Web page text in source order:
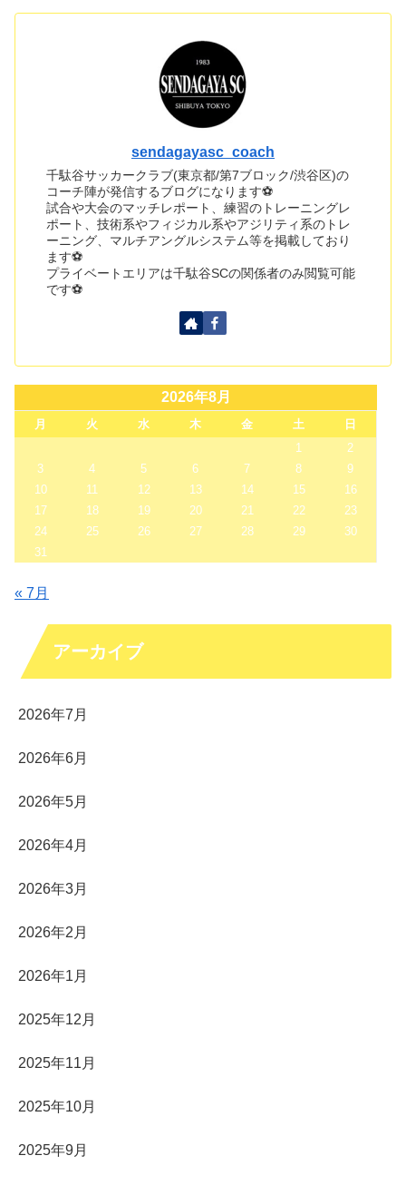
sendagayasc_coach
千駄谷サッカークラブ(東京都/第7ブロック/渋谷区)の
コーチ陣が発信するブログになります⚽
試合や大会のマッチレポート、練習のトレーニングレ
ポート、技術系やフィジカル系やアジリティ系のトレ
ーニング、マルチアングルシステム等を掲載しており
ます⚽
プライベートエリアは千駄谷SCの関係者のみ閲覧可能
です⚽
2026年8月
月 火 水 木 金 土
日
1
2
3
4 5 6 7 8
9
10
11 12 13 14 15
16
17
18 19 20 21 22
23
24
25 26 27 28 29
30
31
« 7月
アーカイブ
2026年7月
2026年6月
2026年5月
2026年4月
2026年3月
2026年2月
2026年1月
2025年12月
2025年11月
2025年10月
2025年9月